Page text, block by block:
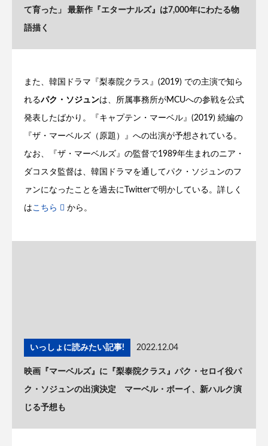
て育った」 最新作『エターナルズ』は7,000年にわたる物
語描く
また、韓国ドラマ『梨泰院クラス』(2019) での主演で知ら
れるパク・ソジュンは、所属事務所がMCUへの参戦を公式
発表したばかり。『キャプテン・マーベル』(2019) 続編の
『ザ・マーベルズ（原題）』への出演が予想されている。
なお、『ザ・マーベルズ』の監督で1989年生まれのニア・
ダコスタ監督は、韓国ドラマを通してパク・ソジュンのフ
ァンになったことを過去にTwitterで明かしている。詳しく
は こちら から。
いっしょに読みたい記事! 2022.12.04
映画『マーベルズ』に『梨泰院クラス』パク・セロイ役パ
ク・ソジュンの出演決定 マーベル・ボーイ、新ハルク演
じる予想も